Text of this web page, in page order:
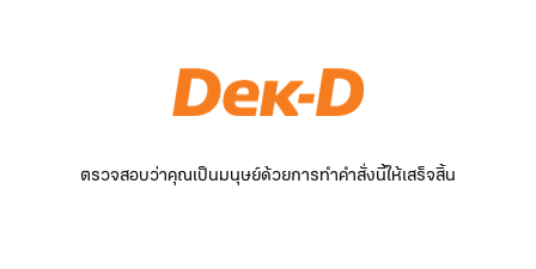
ตรวจสอบว่าคุณเป็นมนุษย์ด้วยการทำคำสั่งนี้ให้เสร็จสิ้น